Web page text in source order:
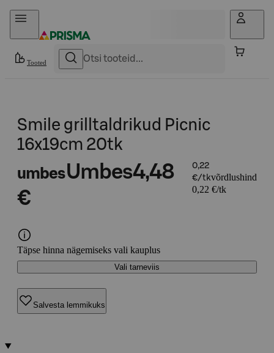
Otse sisu juurde
Tooted
Smile grilltaldrikud Picnic
16x19cm 20tk
umbesUmbes4,48
€
0,22
€/tkvõrdlushind
0,22 €/tk
Täpse hinna nägemiseks vali kauplus
Vali tarneviis
Salvesta lemmikuks